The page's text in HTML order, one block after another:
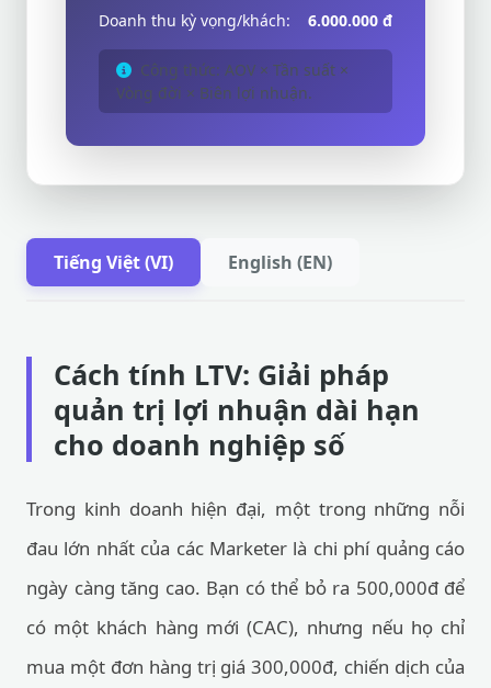
Doanh thu kỳ vọng/khách:
6.000.000 đ
Công thức: AOV × Tần suất ×
Vòng đời × Biên lợi nhuận.
Tiếng Việt (VI) English (EN)
Cách tính LTV: Giải pháp
quản trị lợi nhuận dài hạn
cho doanh nghiệp số
Trong kinh doanh hiện đại, một trong những nỗi
đau lớn nhất của các Marketer là chi phí quảng cáo
ngày càng tăng cao. Bạn có thể bỏ ra 500,000đ để
có một khách hàng mới (CAC), nhưng nếu họ chỉ
mua một đơn hàng trị giá 300,000đ, chiến dịch của